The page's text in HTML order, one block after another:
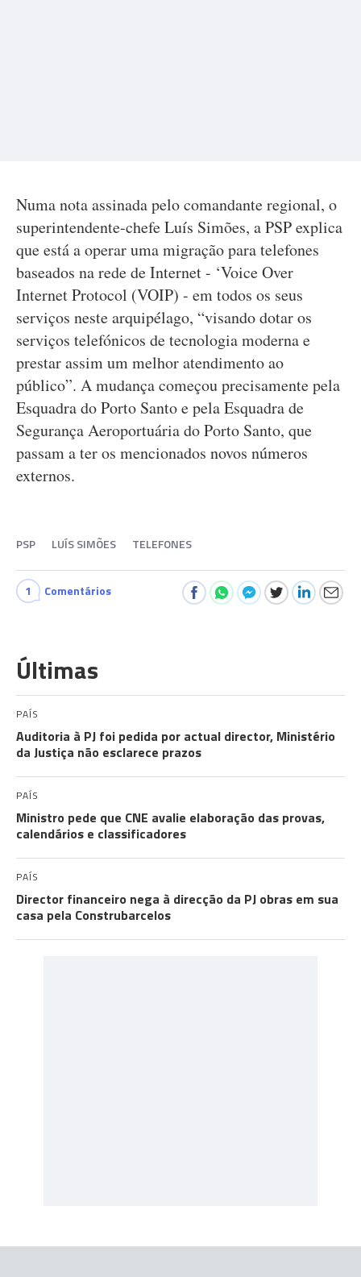
Numa nota assinada pelo comandante regional, o
superintendente-chefe Luís Simões, a PSP explica
que está a operar uma migração para telefones
baseados na rede de Internet - ‘Voice Over
Internet Protocol (VOIP) - em todos os seus
serviços neste arquipélago, “visando dotar os
serviços telefónicos de tecnologia moderna e
prestar assim um melhor atendimento ao
público”. A mudança começou precisamente pela
Esquadra do Porto Santo e pela Esquadra de
Segurança Aeroportuária do Porto Santo, que
passam a ter os mencionados novos números
externos.
PSP LUÍS SIMÕES TELEFONES
1 Comentários
Últimas
PAÍS
Auditoria à PJ foi pedida por actual director, Ministério
da Justiça não esclarece prazos
PAÍS
Ministro pede que CNE avalie elaboração das provas,
calendários e classificadores
PAÍS
Director financeiro nega à direcção da PJ obras em sua
casa pela Construbarcelos